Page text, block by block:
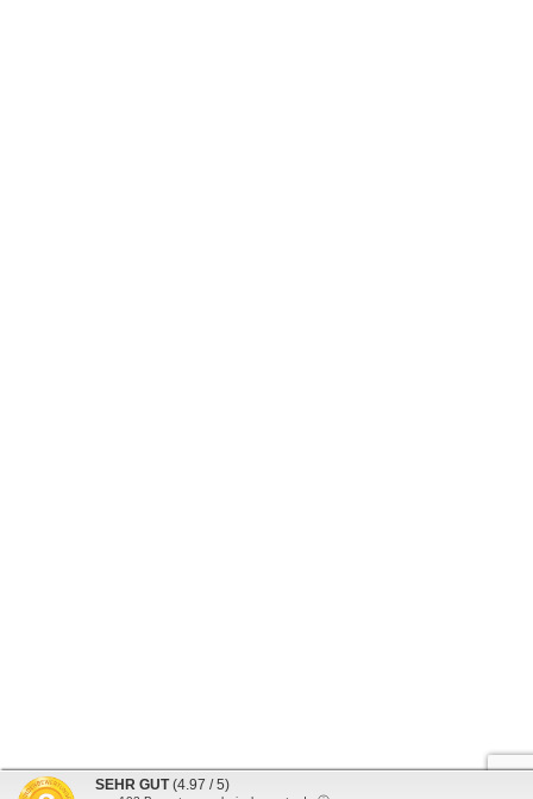
SEHR GUT (4.97 / 5)